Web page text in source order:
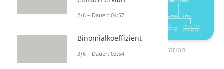
Kombinatorik Permutation
2/6 – Dauer: 04:57
Binomialkoeffizient
3/6 – Dauer: 03:54